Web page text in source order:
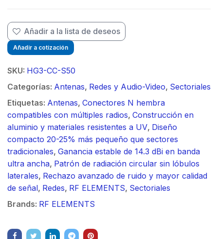
Añadir a la lista de deseos
Añadir a cotización
SKU: HG3-CC-S50
Categorías: Antenas, Redes y Audio-Video, Sectoriales
Etiquetas: Antenas, Conectores N hembra
compatibles con múltiples radios, Construcción en
aluminio y materiales resistentes a UV, Diseño
compacto 20-25% más pequeño que sectores
tradicionales, Ganancia estable de 14.3 dBi en banda
ultra ancha, Patrón de radiación circular sin lóbulos
laterales, Rechazo avanzado de ruido y mayor calidad
de señal, Redes, RF ELEMENTS, Sectoriales
Brands: RF ELEMENTS